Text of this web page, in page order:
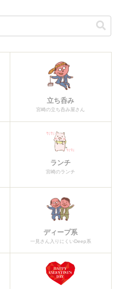
立ち呑み
宮崎の立ち呑み屋さん
ランチ
宮崎のランチ
ディープ系
一見さん入りにくいDeep系